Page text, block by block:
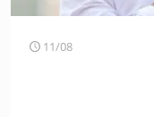
11/08